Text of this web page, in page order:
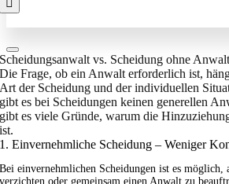
Scheidungsanwalt vs. Scheidung ohne Anwalt
Die Frage, ob ein Anwalt erforderlich ist,
Art der Scheidung und der individuellen
gibt es bei Scheidungen keinen generellen
gibt es viele Gründe, warum die
ist.
1. Einvernehmliche Scheidung – Weniger
Bei einvernehmlichen Scheidungen ist es möglich,
verzichten oder gemeinsam einen Anwalt zu